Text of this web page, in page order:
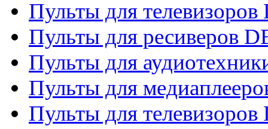
Пульты для телевизоров
Пульты для ресиверов
Пульты для
Пульты для
Пульты для телевизоров